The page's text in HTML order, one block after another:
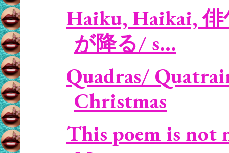
Haiku, Haikai, 俳
が降る/ s...
Quadras/
Christmas
This poem is not